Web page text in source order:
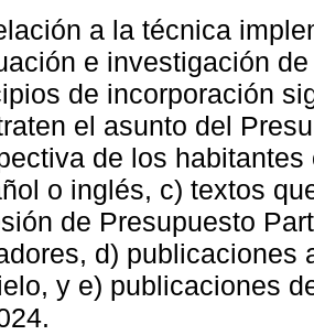
a la técnica
e investigación
de incorporación
el asunto del
de los
o inglés, c) textos
de Presupuesto
d) publicaciones
y e) publicaciones